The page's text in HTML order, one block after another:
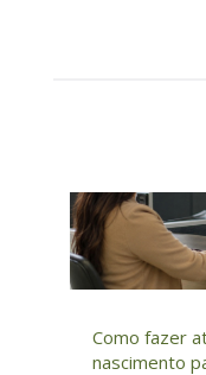
Como fazer
nascimento